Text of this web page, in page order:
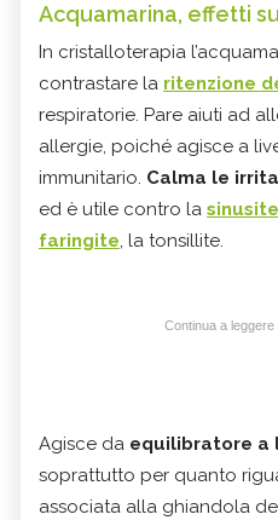
Acquamarina, effetti
In cristalloterapia
contrastare la ritenzione
respiratorie. Pare aiuti ad
allergie, poiché agisce a
immunitario. Calma le
ed è utile contro la sinusite
faringite, la tonsillite.
Continua a leggere
Agisce da equilibratore a
soprattutto per quanto
associata alla ghiandola